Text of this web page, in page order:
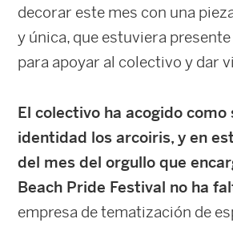
decorar este mes con una
y única, que estuviera
para apoyar al colectivo y dar
El colectivo ha acogido como
identidad los arcoiris, y en
del mes del orgullo que
Beach Pride Festival no ha
empresa de tematización de